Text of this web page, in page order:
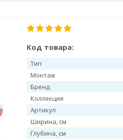
Код товара:
Тип
Монтаж
Бренд
Коллекция
Артикул
Ширина, см
Глубина, см